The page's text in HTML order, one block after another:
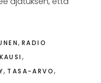
,RADIO
,
, TASA-ARVO,